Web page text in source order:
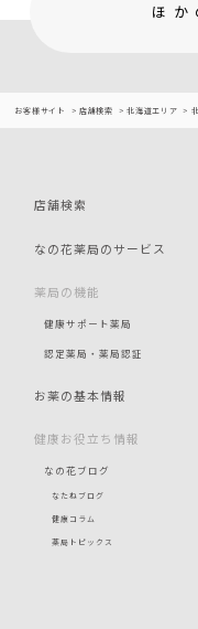
ほか
お客様サイト 店舗検索 北海道エリア
店舗検索
なの花薬局のサービス
薬局の機能
健康サポート薬局
認定薬局・薬局認証
お薬の基本情報
健康お役立ち情報
なの花ブログ
なたねブログ
健康コラム
薬局トピックス